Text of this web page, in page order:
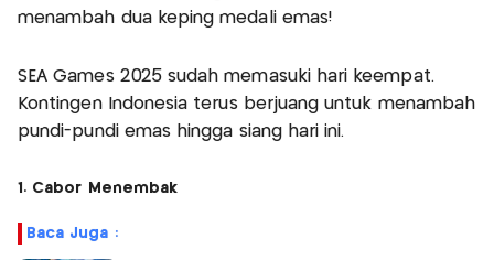
menambah dua keping medali emas!
SEA Games 2025 sudah memasuki hari keempat.
Kontingen Indonesia terus berjuang untuk menambah
pundi-pundi emas hingga siang hari ini.
1. Cabor Menembak
Baca Juga :